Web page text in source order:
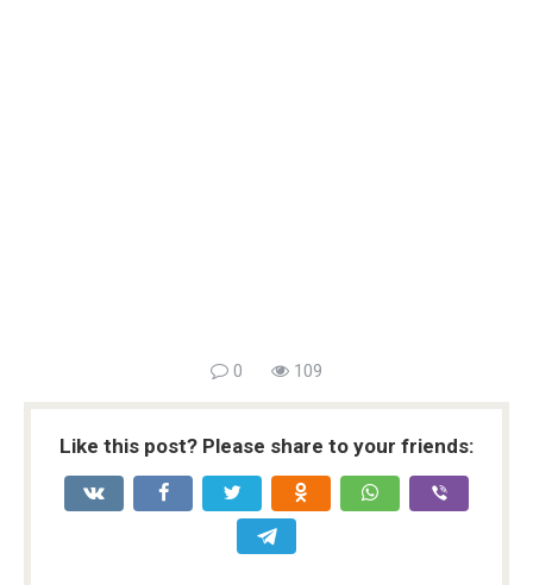
0 109
Like this post? Please share to your friends: